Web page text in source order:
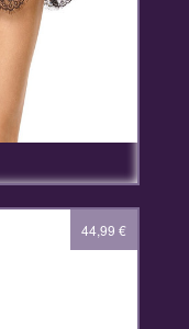
44,99 €